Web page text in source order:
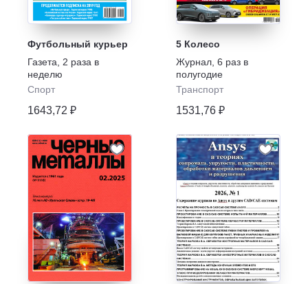
Футбольный курьер
Газета
2 раза в
неделю
Спорт
1643,72 ₽
5 Колесо
Журнал 6 раз в
полугодие
Транспорт
1531,76 ₽